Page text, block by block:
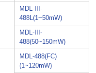
MDL-III-
488L(1~50mW)
MDL-III-
488(50~150mW)
MDL-488(FC)
(1~120mW)